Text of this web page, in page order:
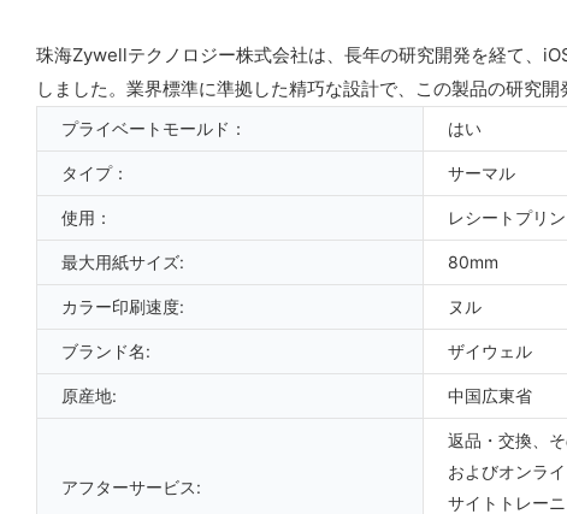
珠海Zywellテクノロジー株式会社は、長年の研究開発を経て、
しました。業界標準に準拠した精巧な設計で、この製品の研究
プライベートモールド： はい
タイプ： サーマル
使用： レシートプリ
最大用紙サイズ: 80mm
カラー印刷速度: ヌル
ブランド名: ザイウェル
原産地: 中国広東省
アフターサービス:
返品・交換、
およびオンラ
サイトトレー